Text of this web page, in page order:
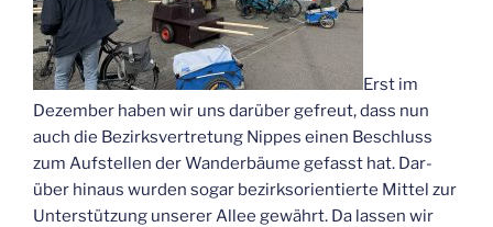
Erst im
Dezem­ber haben wir uns dar­über gefreut, dass nun
auch die Bezirks­ver­tre­tung Nip­pes einen Beschluss
zum Auf­stel­len der Wan­der­bäu­me gefasst hat. Dar­
über hin­aus wur­den sogar bezirks­ori­en­tier­te Mit­tel zur
Unter­stüt­zung unse­rer Allee gewährt. Da las­sen wir